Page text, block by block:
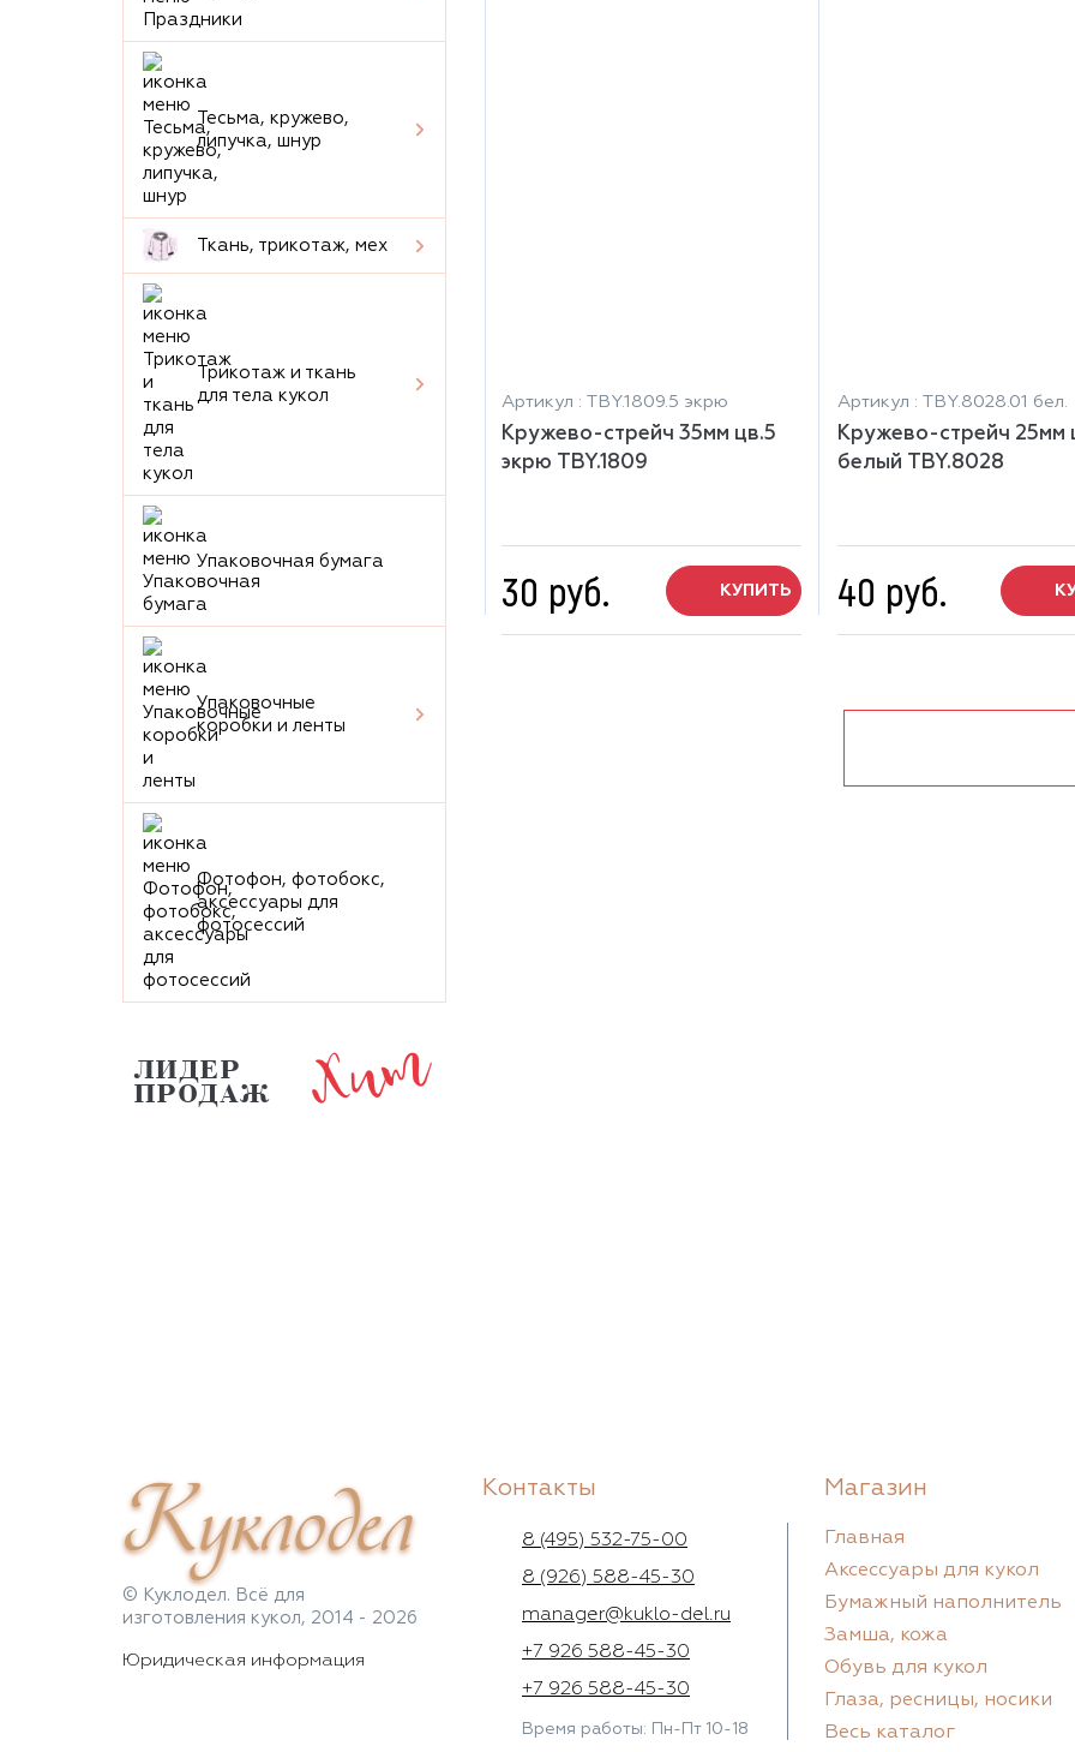
Артикул : TBY.1809.5 экрю
Кружево-стрейч 35мм цв.5
экрю TBY.1809
30 руб. КУПИТЬ
Артикул : TBY.8028.01 бел.
Кружево-стрейч 25мм
белый TBY.8028
40 руб.
Тесьма, кружево,
липучка, шнур
Ткань, трикотаж, мех
Трикотаж и ткань
для тела кукол
Упаковочная бумага
Упаковочные
коробки и ленты
Фотофон, фотобокс,
аксессуары для
фотосессий
ЛИДЕР
ПРОДАЖ
Хит
Куклодел
© Куклодел. Всё для
изготовления кукол, 2014 - 2026
Юридическая информация
Контакты
8 (495) 532-75-00
8 (926) 588-45-30
manager@kuklo-del.ru
+7 926 588-45-30
+7 926 588-45-30
Время работы: Пн-Пт 10-18
Магазин
Главная
Аксессуары для кукол
Бумажный наполнитель
Замша, кожа
Обувь для кукол
Глаза, ресницы, носики
Весь каталог